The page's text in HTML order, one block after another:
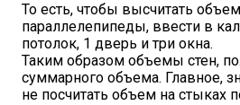
То есть, чтобы высчитать
параллелепипеды, ввести в
потолок, 1 дверь и три окна.
Таким образом объемы стен,
суммарного объема. Главное,
не посчитать объем на стыках